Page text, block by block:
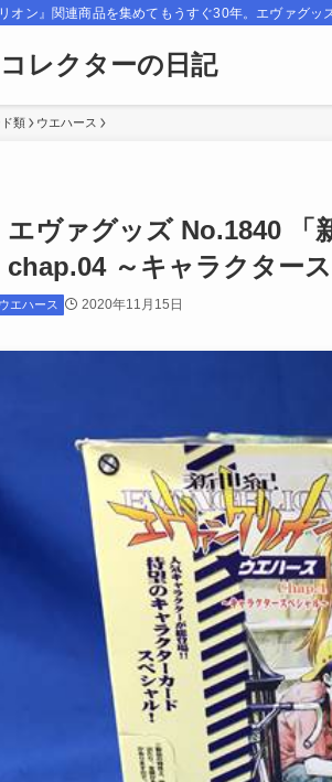
リオン』関連商品を集めてもうすぐ30年。エヴァグッ
レクターの日記
類 ウエハース
エヴァグッズ No.1840 「
chap.04 ～キャラクター
ウエハース 2020年11月15日